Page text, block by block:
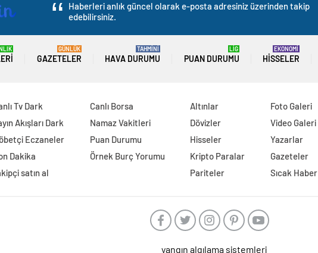
Haberleri anlık güncel olarak e-posta adresiniz üzerinden takip
edebilirsiniz.
GAZETELER
GÜNLÜK
HAVA DURUMU
TAHMİNİ
PUAN DURUMU
LİG
HISSELER
EKONOMİ
Tv Dark
Akışları Dark
Eczaneler
Dakika
satın al
Canlı Borsa
Namaz Vakitleri
Puan Durumu
Örnek Burç Yorumu
Altınlar
Dövizler
Hisseler
Kripto Paralar
Pariteler
Foto Galeri
Video Galeri
Yazarlar
Gazeteler
Sıcak Haber
yangın algılama sistemleri